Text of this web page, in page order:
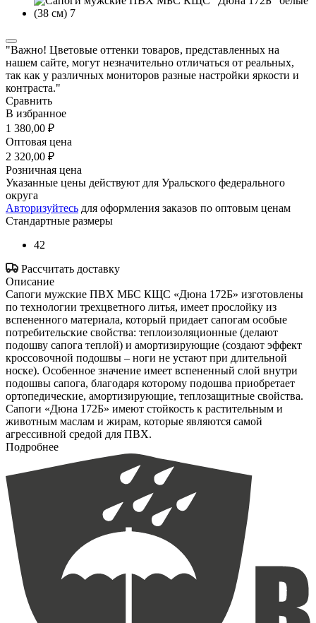
"Важно! Цветовые оттенки товаров, представленных на
нашем сайте, могут незначительно отличаться от реальных,
так как у различных мониторов разные настройки яркости и
контраста."
Сравнить
В избранное
1 380,00 ₽
Оптовая цена
2 320,00 ₽
Розничная цена
Указанные цены действуют для Уральского федерального
округа
Авторизуйтесь для оформления заказов по оптовым ценам
Стандартные размеры
42
Рассчитать доставку
Описание
Сапоги мужские ПВХ МБС КЩС «Дюна 172Б» изготовлены
по технологии трехцветного литья, имеет прослойку из
вспененного материала, который придает сапогам особые
потребительские свойства: теплоизоляционные (делают
подошву сапога теплой) и амортизирующие (создают эффект
кроссовочной подошвы – ноги не устают при длительной
носке). Особенное значение имеет вспененный слой внутри
подошвы сапога, благодаря которому подошва приобретает
ортопедические, амортизирующие, теплозащитные свойства.
Сапоги «Дюна 172Б» имеют стойкость к растительным и
животным маслам и жирам, которые являются самой
агрессивной средой для ПВХ.
Подробнее